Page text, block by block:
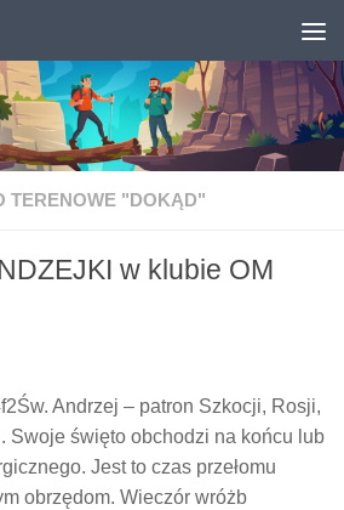
TERENOWE "DOKĄD"
w klubie OM
Św. Andrzej – patron Szkocji, Rosji,
Swoje święto obchodzi na końcu lub
Jest to czas przełomu
obrzędom. Wieczór wróżb